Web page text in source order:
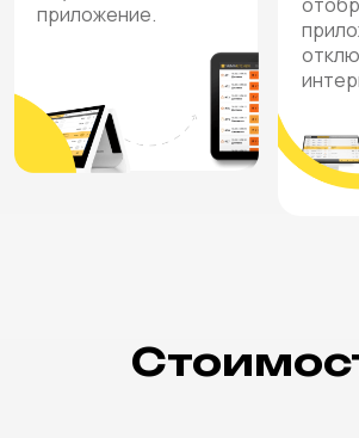
Приложение для кухни —
компонент экосистемы
автоматизации
бизнеса YUMA
от
в
Эти компании уже
в полной мере